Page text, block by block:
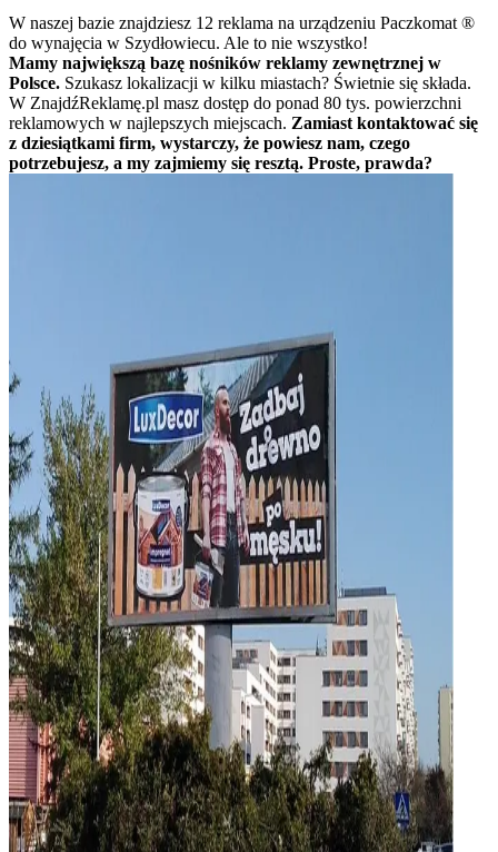
W naszej bazie znajdziesz 12 reklama na urządzeniu Paczkomat ®
do wynajęcia w Szydłowiecu. Ale to nie wszystko!
Mamy największą bazę nośników reklamy zewnętrznej w
Polsce. Szukasz lokalizacji w kilku miastach? Świetnie się składa.
W ZnajdźReklamę.pl masz dostęp do ponad 80 tys. powierzchni
reklamowych w najlepszych miejscach. Zamiast kontaktować się
z dziesiątkami firm, wystarczy, że powiesz nam, czego
potrzebujesz, a my zajmiemy się resztą. Proste, prawda?